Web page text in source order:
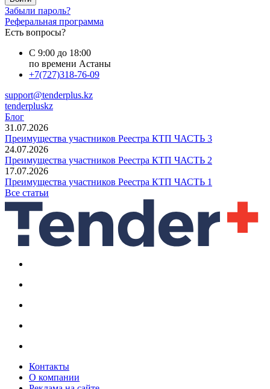
Забыли пароль?
Реферальная программа
Есть вопросы?
С 9:00 до 18:00
по времени Астаны
+7(727)318-76-09
support@tenderplus.kz
tenderpluskz
Блог
31.07.2026
Преимущества участников Реестра КТП ЧАСТЬ 3
24.07.2026
Преимущества участников Реестра КТП ЧАСТЬ 2
17.07.2026
Преимущества участников Реестра КТП ЧАСТЬ 1
Все статьи
Контакты
О компании